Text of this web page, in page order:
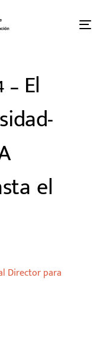
El
el
Director para